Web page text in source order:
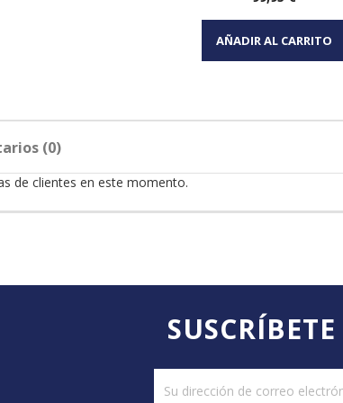
Vista rápida
AÑADIR AL CARRITO
(0)
de clientes en este momento.